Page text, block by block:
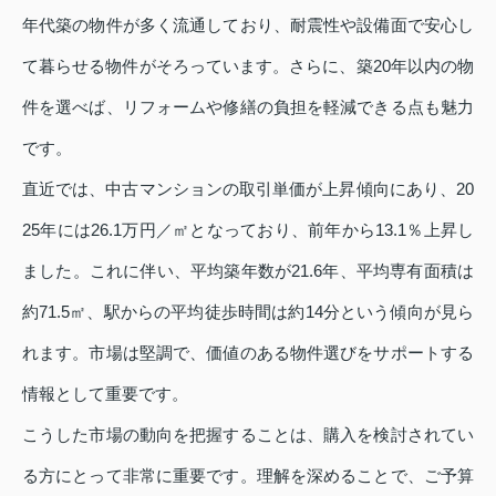
年代築の物件が多く流通しており、耐震性や設備面で安心し
て暮らせる物件がそろっています。さらに、築20年以内の物
件を選べば、リフォームや修繕の負担を軽減できる点も魅力
です。
直近では、中古マンションの取引単価が上昇傾向にあり、20
25年には26.1万円／㎡となっており、前年から13.1％上昇し
ました。これに伴い、平均築年数が21.6年、平均専有面積は
約71.5㎡、駅からの平均徒歩時間は約14分という傾向が見ら
れます。市場は堅調で、価値のある物件選びをサポートする
情報として重要です。
こうした市場の動向を把握することは、購入を検討されてい
る方にとって非常に重要です。理解を深めることで、ご予算